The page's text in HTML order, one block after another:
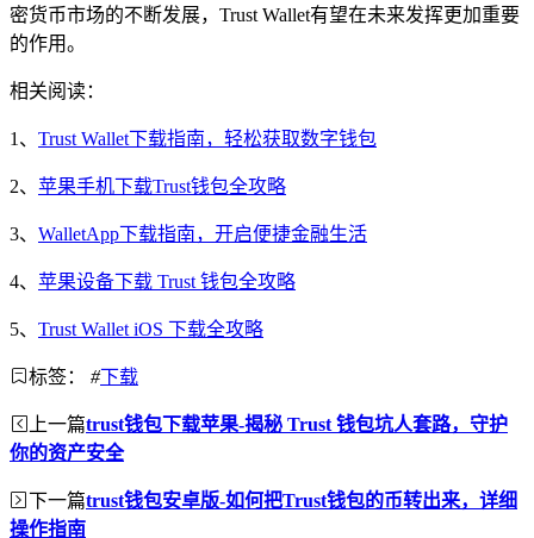
密货币市场的不断发展，Trust Wallet有望在未来发挥更加重要
的作用。
相关阅读：
1、 Trust Wallet下载指南，轻松获取数字钱包
2、 苹果手机下载Trust钱包全攻略
3、 WalletApp下载指南，开启便捷金融生活
4、 苹果设备下载 Trust 钱包全攻略
5、 Trust Wallet iOS 下载全攻略
标签： #下载
上一篇trust钱包下载苹果-揭秘 Trust 钱包坑人套路，守护
你的资产安全
下一篇trust钱包安卓版-如何把Trust钱包的币转出来，详细
操作指南